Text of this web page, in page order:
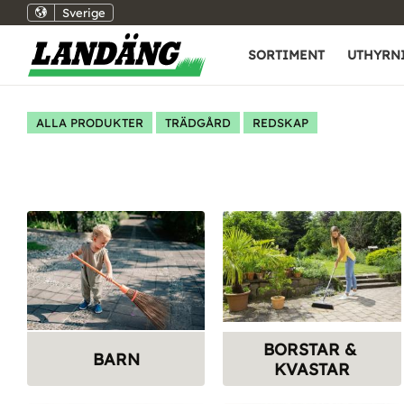
Sverige
SORTIMENT
ALLA PRODUKTER TRÄDGÅRD REDSKAP
BARN
BORSTAR &
KVASTAR